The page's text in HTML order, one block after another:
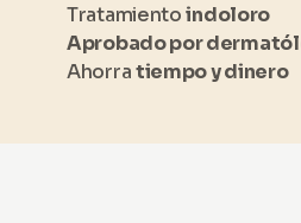
Tratamientoindoloro
Aprobado por
Ahorratiempo y dinero